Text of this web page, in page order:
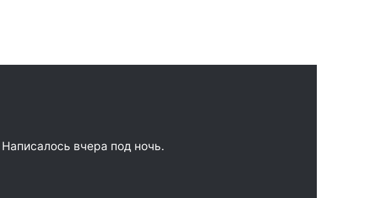
вчера под ночь.